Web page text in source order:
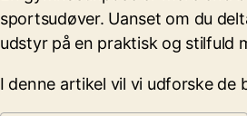
sportsudøver. Uanset om du
udstyr på en praktisk og stilfuld
I denne artikel vil vi udforske